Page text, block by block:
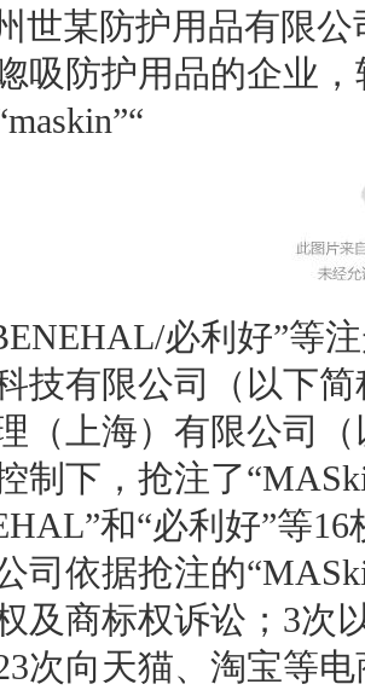
某防护用品有限公
吸防护用品的企业
必利好”等注
技有限公司（以下
（上海）有限公司
制下，抢注了
和“必利好”等
司依据抢注的
及商标权诉讼；3次
次向天猫、淘宝等